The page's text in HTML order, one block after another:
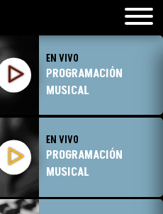
EN VIVO
PROGRAMACIÓN
MUSICAL
EN VIVO
PROGRAMACIÓN
MUSICAL